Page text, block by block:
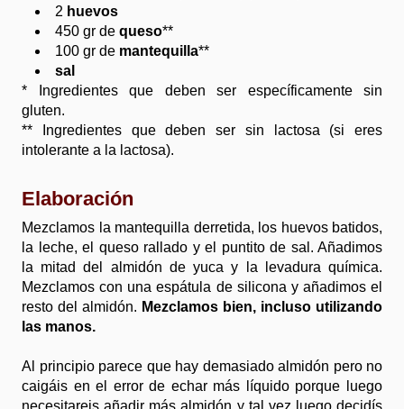
2 huevos
450 gr de queso**
100 gr de mantequilla**
sal
* Ingredientes que deben ser específicamente sin
gluten.
** Ingredientes que deben ser sin lactosa (si eres
intolerante a la lactosa).
Elaboración
Mezclamos la mantequilla derretida, los huevos batidos,
la leche, el queso rallado y el puntito de sal. Añadimos
la mitad del almidón de yuca y la levadura química.
Mezclamos con una espátula de silicona y añadimos el
resto del almidón. Mezclamos bien, incluso utilizando
las manos.
Al principio parece que hay demasiado almidón pero no
caigáis en el error de echar más líquido porque luego
necesitareis añadir más almidón y tal vez luego decidís